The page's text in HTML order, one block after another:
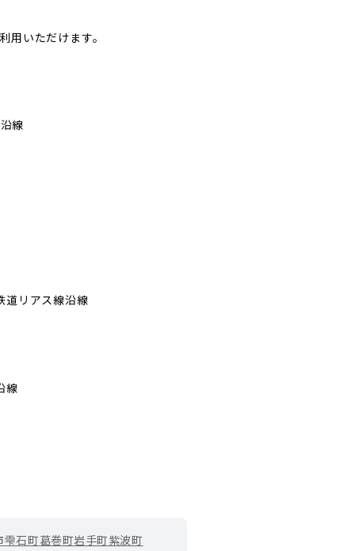
いただけます。
線
道リアス線沿線
線
雫石町葛巻町岩手町紫波町